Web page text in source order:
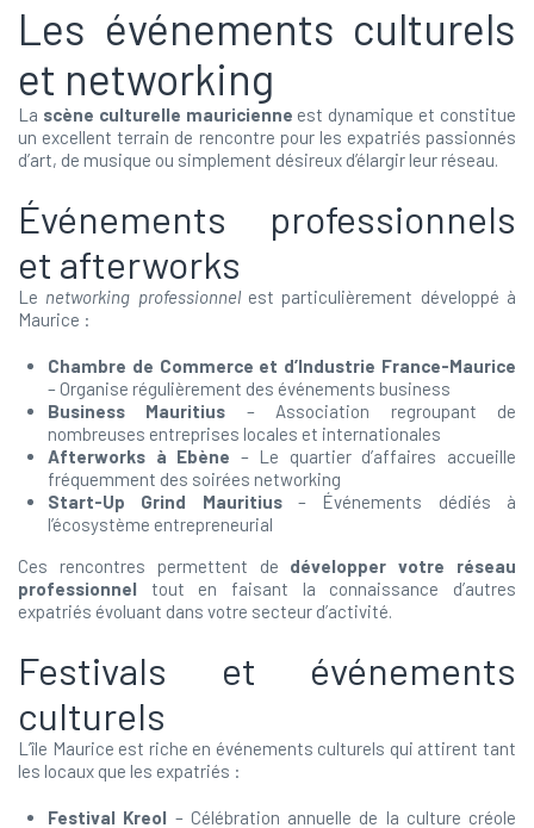
Les événements culturels
et networking
La scène culturelle mauricienne est dynamique et constitue
un excellent terrain de rencontre pour les expatriés passionnés
d’art, de musique ou simplement désireux d’élargir leur réseau.
Événements professionnels
et afterworks
Le networking professionnelest particulièrement développé à
Maurice :
Chambre de Commerce et d’Industrie France-Maurice
– Organise régulièrement des événements business
Business Mauritius – Association regroupant de
nombreuses entreprises locales et internationales
Afterworks à Ebène – Le quartier d’affaires accueille
fréquemment des soirées networking
Start-Up Grind Mauritius– Événements dédiés à
l’écosystème entrepreneurial
Ces rencontres permettent de développer votre réseau
professionnel tout en faisant la connaissance d’autres
expatriés évoluant dans votre secteur d’activité.
Festivals et événements
culturels
L’île Maurice est riche en événements culturels qui attirent tant
les locaux que les expatriés :
Festival Kreol – Célébration annuelle de la culture créole